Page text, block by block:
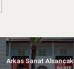
Arkas Sanat Alsancak